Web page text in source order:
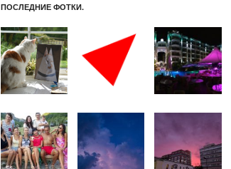
или
уменьшить
громкость.
ПОСЛЕДНИЕ ФОТКИ.